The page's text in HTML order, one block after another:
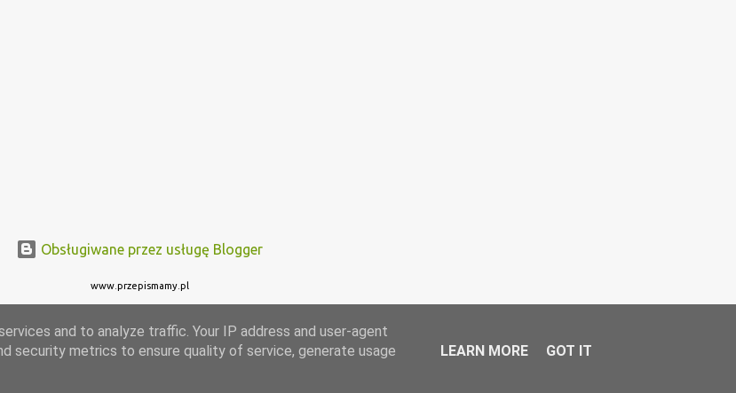
Obsługiwane przez usługę Blogger
www.przepismamy.pl
and to analyze traffic. Your IP address and user-agent
security metrics to ensure quality of service, generate usage
LEARN MORE GOT IT